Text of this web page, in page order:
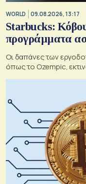
WORLD 09.08.2026, 13:17
Starbucks:
προγράμματα
Οι δαπάνες των
όπως το Ozempic,